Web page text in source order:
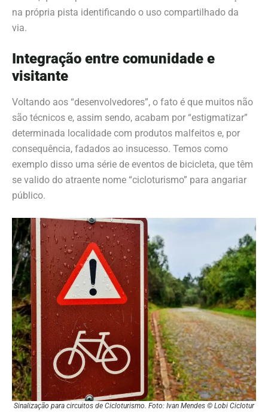
na própria pista identificando o uso compartilhado da
via.
Integração entre comunidade e
visitante
Voltando aos “desenvolvedores”, o fato é que muitos não
são técnicos e, assim sendo, acabam por “estigmatizar”
determinada localidade com produtos malfeitos e, por
consequência, fadados ao insucesso. Temos como
exemplo disso uma série de eventos de bicicleta, que têm
se valido do atraente nome “cicloturismo” para angariar
público.
Sinalização para circuitos de Cicloturismo. Foto: Ivan Mendes © Lobi Ciclotur